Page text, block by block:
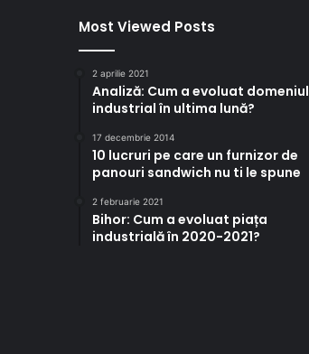
Most Viewed Posts
2 aprilie 2021
Analiză: Cum a evoluat domeniul
industrial în ultima lună?
17 decembrie 2014
10 lucruri pe care un furnizor de
panouri sandwich nu ti le spune
2 februarie 2021
Bihor: Cum a evoluat piața
industrială în 2020-2021?